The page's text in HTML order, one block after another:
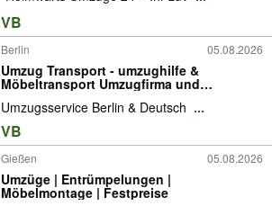
VB
Berlin 05.08.2026
Umzug Transport - umzughilfe &
Möbeltransport Umzugfirma und
Möbeltaxi , Stressfreier Umzug in Berlin
Deutschlandweit..
Umzugsservice Berlin & Deutsch ...
VB
Gießen 05.08.2026
Umzüge | Entrümpelungen |
Möbelmontage | Festpreise